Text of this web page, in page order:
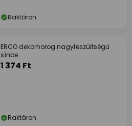
Raktáron
ERCO dekorhorog nagyfeszültségű
sínbe
1 374 Ft
Raktáron